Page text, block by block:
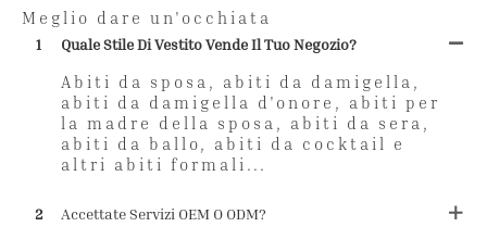
Meglio dare un'occhiata
1 Quale Stile Di Vestito Vende Il Tuo Negozio?
Abiti da sposa, abiti da damigella,
abiti da damigella d'onore, abiti per
la madre della sposa, abiti da sera,
abiti da ballo, abiti da cocktail e
altri abiti formali...
2 Accettate Servizi OEM O ODM?